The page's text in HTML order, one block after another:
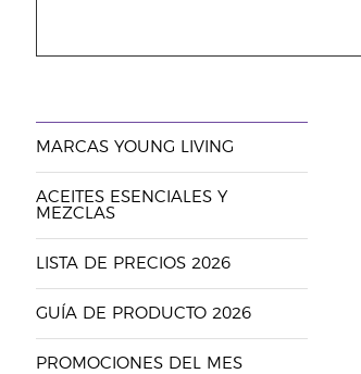
MARCAS YOUNG LIVING
ACEITES ESENCIALES Y
MEZCLAS
LISTA DE PRECIOS 2026
GUÍA DE PRODUCTO 2026
PROMOCIONES DEL MES